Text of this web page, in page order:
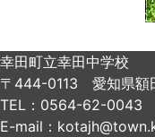
幸田町立幸田中学校
〒444-0113 愛知県額
TEL：0564-62-0043
E-mail：